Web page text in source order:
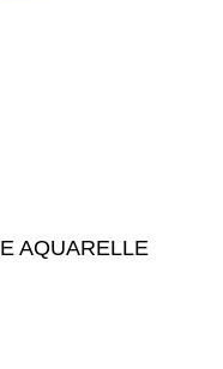
AQUARELLE